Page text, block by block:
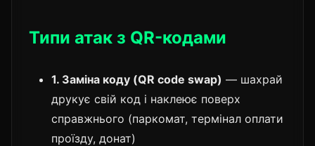
Типи атак з QR-кодами
1. Заміна коду (QR code swap) — шахрай
друкує свій код і наклеює поверх
справжнього (паркомат, термінал оплати
проїзду, донат)